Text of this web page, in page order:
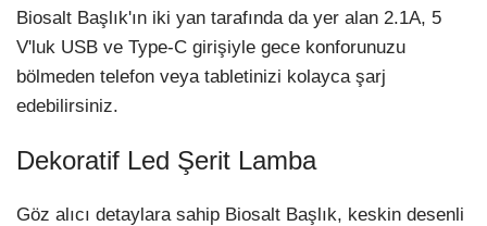
Biosalt Başlık'ın iki yan tarafında da yer alan 2.1A, 5
V'luk USB ve Type-C girişiyle gece konforunuzu
bölmeden telefon veya tabletinizi kolayca şarj
edebilirsiniz.
Dekoratif Led Şerit Lamba
Göz alıcı detaylara sahip Biosalt Başlık, keskin desenli